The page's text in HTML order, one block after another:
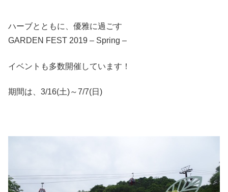
ハーブとともに、優雅に過ごす
GARDEN FEST 2019 – Spring –
イベントも多数開催しています！
期間は、3/16(土)～7/7(日)